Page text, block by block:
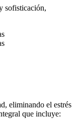
sofisticación,
eliminando el estrés
que incluye: